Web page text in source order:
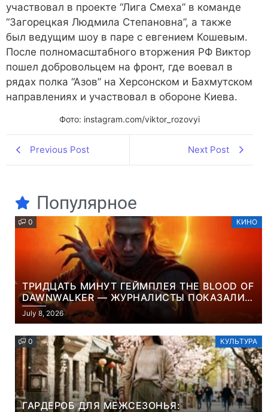
участвовал в проекте “Лига Смеха” в команде
“Загорецкая Людмила Степановна”, а также
был ведущим шоу в паре с евгением Кошевым.
После полномасштабного вторжения РФ Виктор
пошел добровольцем на фронт, где воевал в
рядах полка “Азов” на Херсонском и Бахмутском
направлениях и участвовал в обороне Киева.
Фото: instagram.com/viktor_rozovyi
Previous Post Next Post
Популярное
0 КИНО
ТРИДЦАТЬ МИНУТ ГЕЙМПЛЕЯ THE BLOOD OF
DAWNWALKER — ЖУРНАЛИСТЫ ПОКАЗАЛИ
НАЧАЛО НОВОЙ ИГРЫ ОТ ВЕТЕРАНОВ CD
PROJEKT RED
July 8, 2026
0 КУЛЬТУРА
ГАРДЕРОБ ДЛЯ МЕЖСЕЗОНЬЯ: